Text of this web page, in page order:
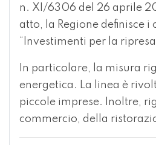
n. XI/6306 del 26 aprile
atto, la Regione definisce i
“Investimenti per la
In particolare, la misura
energetica. La linea è
piccole imprese. Inoltre,
commercio, della